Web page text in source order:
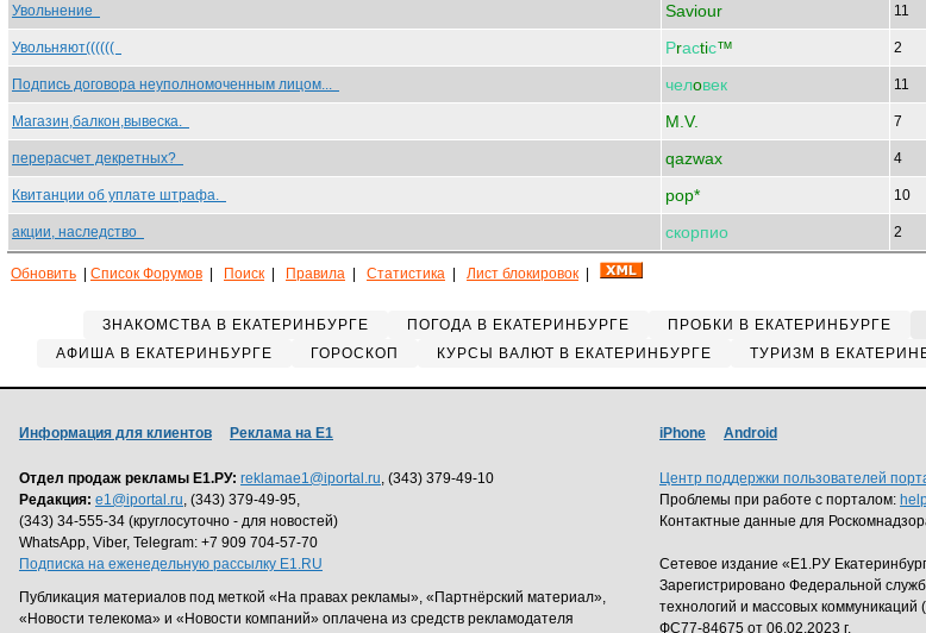
Увольнение Saviour 11
Увольняют(((((( Рrасtiс™ 2
Подпись договора неуполномоченным лицом... челoвек 11
Магазин,балкон,вывеска. M.V. 7
перерасчет декретных? qazwax 4
Квитанции об уплате штрафа. pop* 10
акции, наследство скорпио 2
Обновить Список Форумов Поиск Правила Статистика Лист блокировок
ЗНАКОМСТВА В ЕКАТЕРИНБУРГЕ ПОГОДА В ЕКАТЕРИНБУРГЕ ПРОБКИ В ЕКАТЕРИНБУРГЕ
АФИША В ЕКАТЕРИНБУРГЕ
ГОРОСКОП КУРСЫ ВАЛЮТ В ЕКАТЕРИНБУРГЕ ТУРИЗМ В
Информация для клиентов Реклама на Е1
Отдел продаж рекламы Е1.РУ: reklamae1@iportal.ru, (343) 379-49-10
Редакция: e1@iportal.ru, (343) 379-49-95,
(343) 34-555-34 (круглосуточно - для новостей)
WhatsApp, Viber, Telegram: +7 909 704-57-70
Подписка на еженедельную рассылку E1.RU
Публикация материалов под меткой «На правах рекламы», «Партнёрский материал»,
«Новости телекома» и «Новости компаний» оплачена из средств рекламодателя
iPhone Android
Центр поддержки пользователей
Проблемы при работе с порталом:
Контактные данные для
Сетевое издание «Е1.РУ
Зарегистрировано Федеральной
технологий и массовых
ФС77-84675 от 06.02.2023 г.